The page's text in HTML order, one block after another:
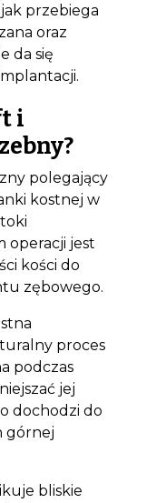
przebiega
oraz
da się
i
polegający
kostnej w
operacji jest
kości do
zębowego.
proces
podczas
jej
dochodzi do
górnej
bliskie